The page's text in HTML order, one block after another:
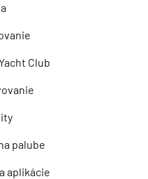
Club
palube
aplikácie